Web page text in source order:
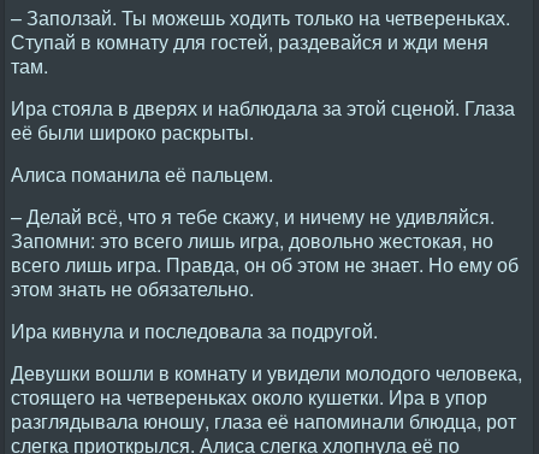
– Заползай. Ты можешь ходить только на четвереньках.
Ступай в комнату для гостей, раздевайся и жди меня
там.
Ира стояла в дверях и наблюдала за этой сценой. Глаза
её были широко раскрыты.
Алиса поманила её пальцем.
– Делай всё, что я тебе скажу, и ничему не удивляйся.
Запомни: это всего лишь игра, довольно жестокая, но
всего лишь игра. Правда, он об этом не знает. Hо ему об
этом знать не обязательно.
Ира кивнула и последовала за подругой.
Девушки вошли в комнату и увидели молодого человека,
стоящего на четвереньках около кушетки. Ира в упор
разглядывала юношу, глаза её напоминали блюдца, рот
слегка приоткрылся. Алиса слегка хлопнула её по